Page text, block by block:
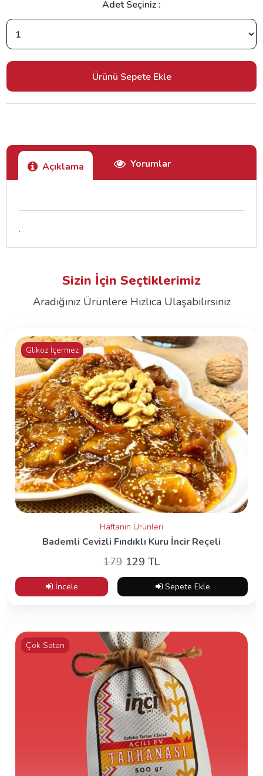
Adet Seçiniz :
Açıklama Yorumlar
.
Sizin İçin Seçtiklerimiz
Aradığınız Ürünlere Hızlıca Ulaşabilirsiniz
Glikoz İçermez
Haftanın Ürünleri
Bademli Cevizli Fındıklı Kuru İncir Reçeli
179 129 TL
İncele Sepete Ekle
Çok Satan